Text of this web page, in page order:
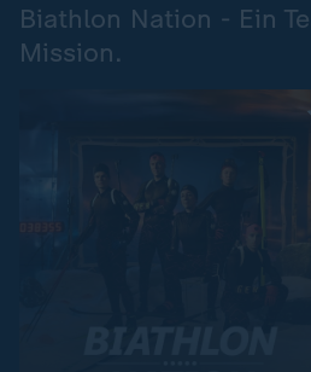
Biathlon Nation - Ein
Mission.